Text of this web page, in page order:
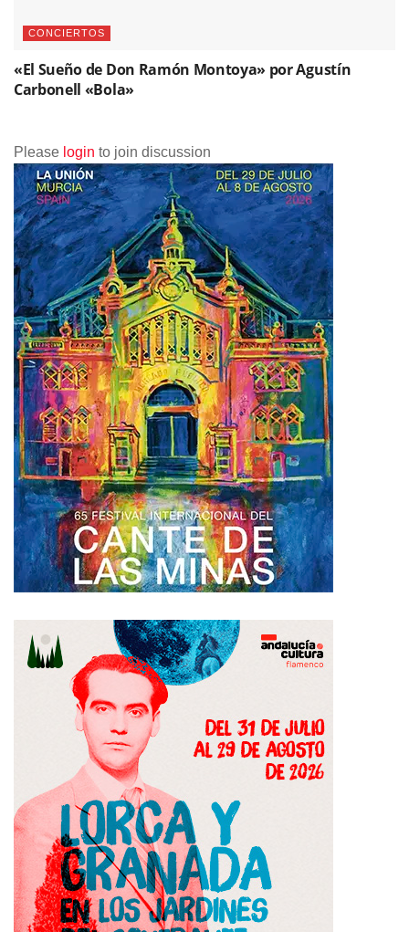
CONCIERTOS
«El Sueño de Don Ramón Montoya» por Agustín
Carbonell «Bola»
Please login to join discussion